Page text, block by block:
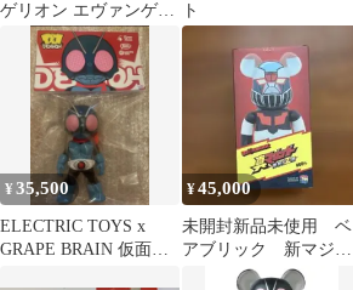
ゲリオン エヴァンゲリ
オン弐号機 新品
ト
¥35,500
ELECTRIC TOYS x
GRAPE BRAIN 仮面ラ
¥45,000
未開封新品未使用 ベ
アブリック 新マジン
ガー衝撃！Ｚ編400%